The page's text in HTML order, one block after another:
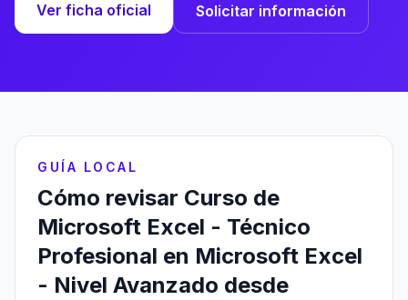
Ver ficha oficial Solicitar información
GUÍA LOCAL
Cómo revisar Curso de
Microsoft Excel - Técnico
Profesional en Microsoft Excel
- Nivel Avanzado desde